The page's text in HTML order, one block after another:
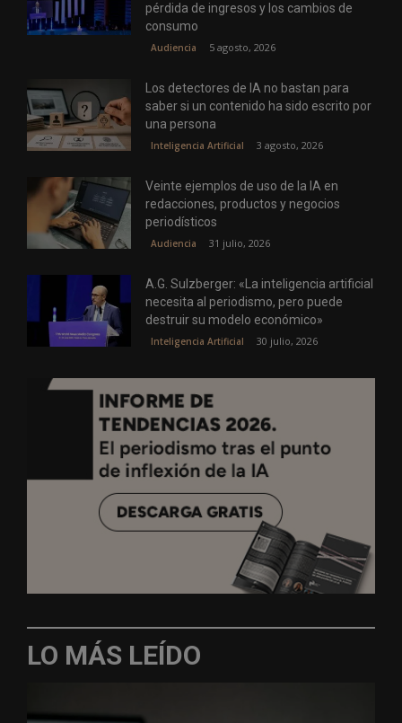
pérdida de ingresos y los cambios de
consumo
Audiencia 5 agosto, 2026
Los detectores de IA no bastan para
saber si un contenido ha sido escrito por
una persona
Inteligencia Artificial 3 agosto, 2026
Veinte ejemplos de uso de la IA en
redacciones, productos y negocios
periodísticos
Audiencia 31 julio, 2026
A.G. Sulzberger: «La inteligencia artificial
necesita al periodismo, pero puede
destruir su modelo económico»
Inteligencia Artificial 30 julio, 2026
LO MÁS LEÍDO